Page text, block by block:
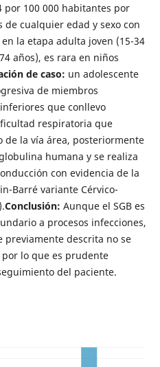
100 000 habitantes por
de cualquier edad y sexo con
la etapa adulta joven (15-34
años), es rara en niños
de caso: un adolescente
de miembros
que conllevo
respiratoria que
de la vía área, posteriormente
humana y se realiza
con evidencia de la
Barré variante Cérvico-
Conclusión: Aunque el SGB es
a procesos infecciones,
previamente descrita no se
lo que es prudente
del paciente.